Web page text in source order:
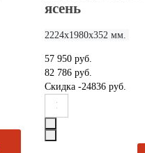
ясень
2224х1980х352 мм.
57 950 руб.
82 786 руб.
Скидка -24836 руб.